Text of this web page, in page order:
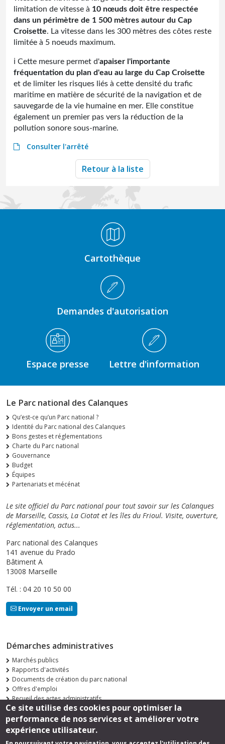
limitation de vitesse à 10 nœuds doit être respectée
dans un périmètre de 1 500 mètres autour du Cap
Croisette. La vitesse dans les 300 mètres des côtes reste
limitée à 5 noeuds maximum.
ℹ️ Cette mesure permet d'apaiser l'importante
fréquentation du plan d'eau au large du Cap Croisette
et de limiter les risques liés à cette densité du trafic
maritime en matière de sécurité de la navigation et de
sauvegarde de la vie humaine en mer. Elle constitue
également un premier pas vers la réduction de la
pollution sonore sous-marine.
Consulter l'arrêté
Retour à la liste
Cartothèque
Demandes d'autorisation
Espace presse Lettre d'information
Le Parc national des Calanques
Qu’est-ce qu’un Parc national ?
Identité du Parc national des Calanques
Bons gestes et réglementations
Charte du Parc national
Gouvernance
Budget
Équipes
Partenariats et mécénat
Le site officiel du Parc national pour tout savoir sur les Calanques
de Marseille, Cassis, La Ciotat et les îles du Frioul. Visite, ouverture,
réglementation, actus...
Parc national des Calanques
141 avenue du Prado
Bâtiment A
13008 Marseille
Tél. : 04 20 10 50 00
Envoyer un email
Démarches administratives
Marchés publics
Rapports d'activités
Documents de création du parc national
Offres d'emploi
Recueil des actes administratifs
Consultations publiques
Suivez-nous
Ce site utilise des cookies pour optimiser la
performance de nos services et améliorer votre
expérience utilisateur.